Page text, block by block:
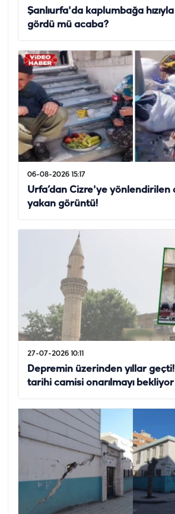
Şanlıurfa'da kaplumbağa
gördü mü acaba?
06-08-2026 15:17
Urfa’dan Cizre'ye yönlendirilen
yakan görüntü!
27-07-2026 10:11
Depremin üzerinden yıllar geçti!
tarihi camisi onarılmayı bekliyor